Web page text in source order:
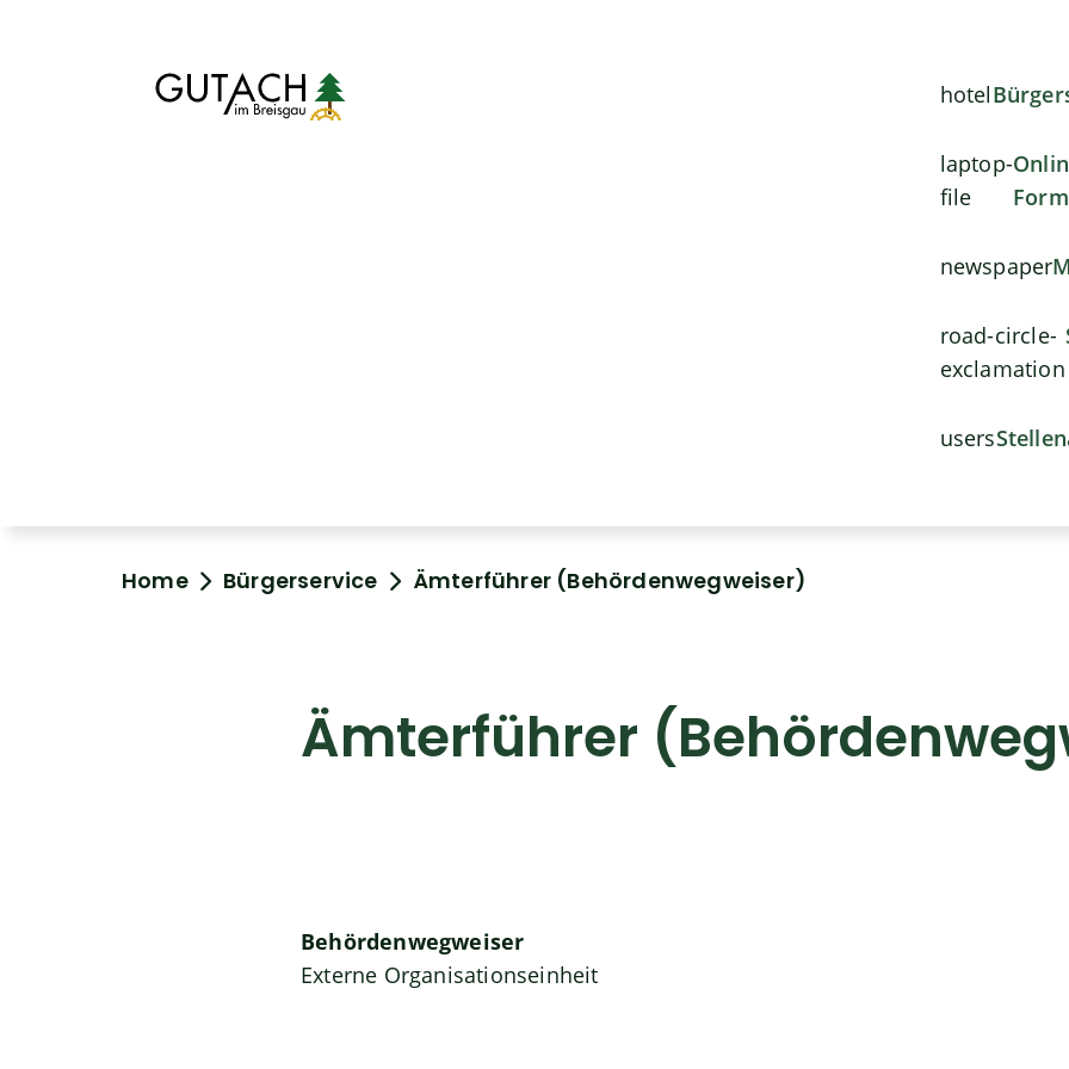
hotel
laptop-
file
newspaper
road-circle-
exclamation
users
Home Bürgerservice Ämterführer (Behördenwegweiser)
Ämterführer
Behördenwegweiser
Externe Organisationseinheit